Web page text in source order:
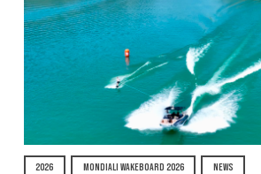
2026 MONDIALI WAKEBOARD 2026 NEWS